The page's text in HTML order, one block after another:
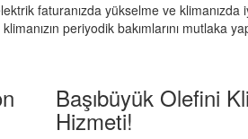
faturanızda yükselme ve
periyodik bakımlarını mutlaka
Başıbüyük Olefini
Hizmeti!